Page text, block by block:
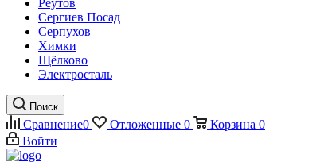
Реутов
Сергиев Посад
Серпухов
Химки
Щёлково
Электросталь
Поиск
Сравнение0 Отложенные 0 Корзина 0
Войти